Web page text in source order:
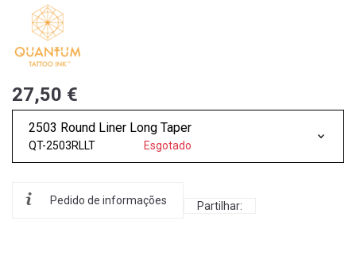
27,50 €
2503 Round Liner Long Taper
QT-2503RLLT Esgotado
Pedido de informações Partilhar: